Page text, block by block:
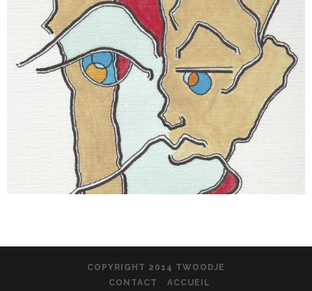
COPYRIGHT 2014 TWOODJE
CONTACT
ACCUEIL